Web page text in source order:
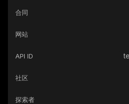
合同
网站
API ID
社区
探索者